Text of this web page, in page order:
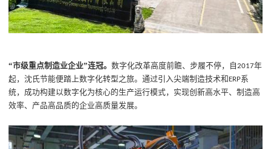
“市级重点制造业企业”连冠。数字化改革高度前瞻、步履不停，自2017年
起，沈氏节能便踏上数字化转型之旅。通过引入尖端制造技术和 ERP系
统，成功构建以数字化为核心的生产运行模式，实现创新高水平、制造高
效率、产品高品质的企业高质量发展。